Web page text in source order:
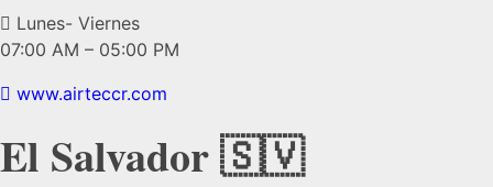
Lunes- Viernes
07:00 AM – 05:00 PM
www.airteccr.com
El Salvador 🇸🇻